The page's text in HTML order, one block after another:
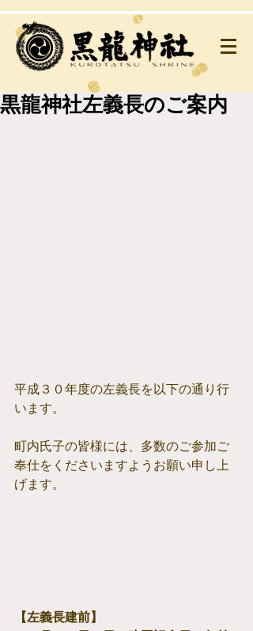
黒龍神社左義長のご案内
平成３０年度の左義長を以下の通り行
います。
町内氏子の皆様には、多数のご参加ご
奉仕をくださいますようお願い申し上
げます。
【左義長建前】